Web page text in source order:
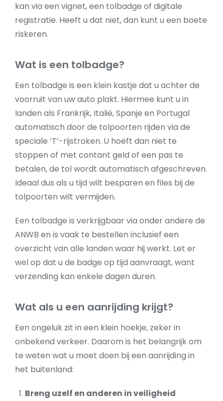
kan via een vignet, een tolbadge of digitale
registratie. Heeft u dat niet, dan kunt u een boete
riskeren.
Wat is een tolbadge?
Een tolbadge is een klein kastje dat u achter de
voorruit van uw auto plakt. Hiermee kunt u in
landen als Frankrijk, Italië, Spanje en Portugal
automatisch door de tolpoorten rijden via de
speciale ‘T’-rijstroken. U hoeft dan niet te
stoppen of met contant geld of een pas te
betalen, de tol wordt automatisch afgeschreven.
Ideaal dus als u tijd wilt besparen en files bij de
tolpoorten wilt vermijden.
Een tolbadge is verkrijgbaar via onder andere de
ANWB en is vaak te bestellen inclusief een
overzicht van alle landen waar hij werkt. Let er
wel op dat u de badge op tijd aanvraagt, want
verzending kan enkele dagen duren.
Wat als u een aanrijding krijgt?
Een ongeluk zit in een klein hoekje, zeker in
onbekend verkeer. Daarom is het belangrijk om
te weten wat u moet doen bij een aanrijding in
het buitenland:
Breng uzelf en anderen in veiligheid